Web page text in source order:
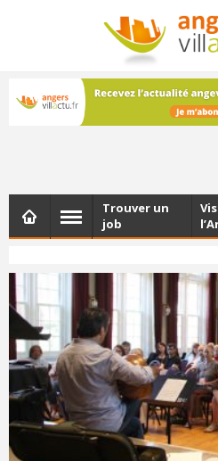
Les dernières actualités
votre boîte
Trouver un
job